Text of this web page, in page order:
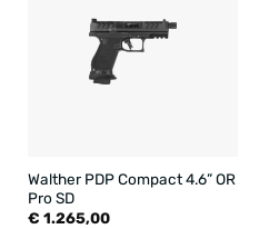
Walther PDP Compact 4.6” OR
Pro SD
€ 1.265,00